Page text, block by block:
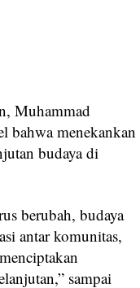
Muhammad
bahwa menekankan
budaya di
berubah, budaya
antar komunitas,
sampai